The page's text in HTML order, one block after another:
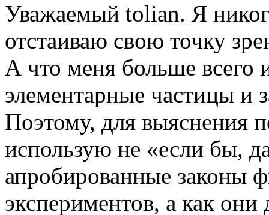
Уважаемый tolian. Я
отстаиваю свою точку
А что меня больше всего
элементарные частицы и
Поэтому, для выяснения
использую не «если бы,
апробированные законы
экспериментов, а как